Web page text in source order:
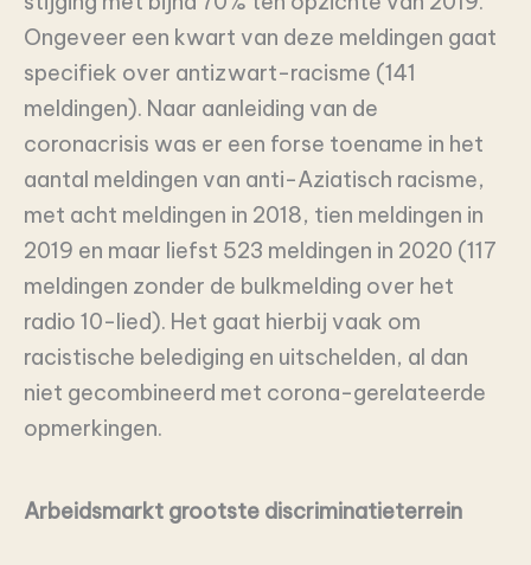
Ongeveer een kwart van deze meldingen gaat
specifiek over antizwart-racisme (141
meldingen). Naar aanleiding van de
coronacrisis was er een forse toename in het
aantal meldingen van anti-Aziatisch racisme,
met acht meldingen in 2018, tien meldingen in
2019 en maar liefst 523 meldingen in 2020 (117
meldingen zonder de bulkmelding over het
radio 10-lied). Het gaat hierbij vaak om
racistische belediging en uitschelden, al dan
niet gecombineerd met corona-gerelateerde
opmerkingen.
Arbeidsmarkt grootste discriminatieterrein